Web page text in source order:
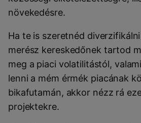
növekedésre.
Ha te is szeretnéd
merész kereskedőnek tartod
meg a piaci volatilitástól,
lenni a mém érmék piacának
bikafutamán, akkor nézz rá
projektekre.